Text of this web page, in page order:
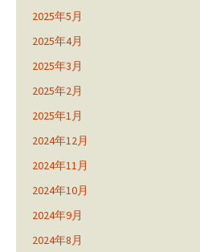
2025年5月
2025年4月
2025年3月
2025年2月
2025年1月
2024年12月
2024年11月
2024年10月
2024年9月
2024年8月